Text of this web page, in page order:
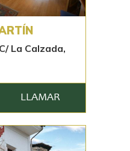
La Calzada,
LLAMAR